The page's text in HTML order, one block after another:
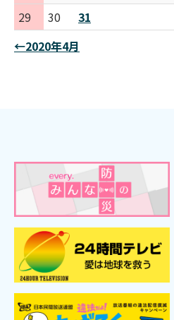
29
30 31
←2020年4月